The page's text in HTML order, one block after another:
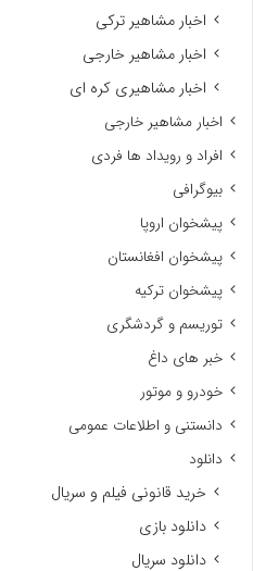
اخبار مشاهیر ترکی
اخبار مشاهیر خارجی
اخبار مشاهیری کره ای
اخبار مشاهیر خارجی
افراد و رویداد ها فردی
بیوگرافی
پیشخوان اروپا
پیشخوان افغانستان
پیشخوان ترکیه
توریسم و گردشگری
خبر های داغ
خودرو و موتور
دانستنی و اطلاعات عمومی
دانلود
خرید قانونی فیلم و سریال
دانلود بازی
دانلود سریال